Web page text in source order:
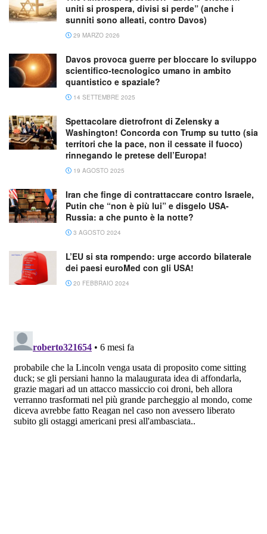
uniti si prospera, divisi si perde” (anche i
sunniti sono alleati, contro Davos)
29 MARZO 2026
Davos provoca guerre per bloccare lo sviluppo
scientifico-tecnologico umano in ambito
quantistico e spaziale?
14 SETTEMBRE 2025
Spettacolare dietrofront di Zelensky a
Washington! Concorda con Trump su tutto (sia
territori che la pace, non il cessate il fuoco)
rinnegando le pretese dell’Europa!
19 AGOSTO 2025
Iran che finge di contrattaccare contro Israele,
Putin che “non è più lui” e disgelo USA-
Russia: a che punto è la notte?
3 AGOSTO 2024
L’EU si sta rompendo: urge accordo bilaterale
dei paesi euroMed con gli USA!
20 FEBBRAIO 2024